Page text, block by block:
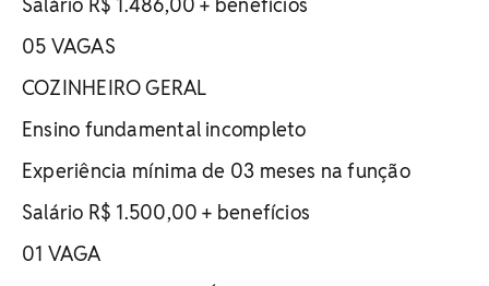
05 VAGAS
COZINHEIRO GERAL
Ensino fundamental incompleto
Experiência mínima de 03 meses na função
Salário R$ 1.500,00 + benefícios
01 VAGA